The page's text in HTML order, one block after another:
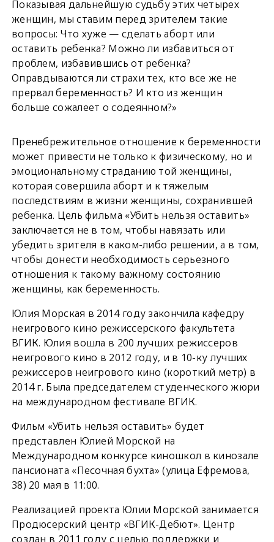
Показывая дальнейшую судьбу этих четырех
женщин, мы ставим перед зрителем такие
вопросы: Что хуже — сделать аборт или
оставить ребенка? Можно ли избавиться от
проблем, избавившись от ребенка?
Оправдываются ли страхи тех, кто все же не
прервал беременность? И кто из женщин
больше сожалеет о содеянном?»
Пренебрежительное отношение к беременности
может привести не только к физическому, но и
эмоциональному страданию той женщины,
которая совершила аборт и к тяжелым
последствиям в жизни женщины, сохранившей
ребенка. Цель фильма «Убить нельзя оставить»
заключается не в том, чтобы навязать или
убедить зрителя в каком-либо решении, а в том,
чтобы донести необходимость серьезного
отношения к такому важному состоянию
женщины, как беременность.
Юлия Морская в 2014 году закончила кафедру
неигрового кино режиссерского факультета
ВГИК. Юлия вошла в 200 лучших режиссеров
неигрового кино в 2012 году, и в 10-ку лучших
режиссеров неигрового кино (короткий метр) в
2014 г. Была председателем студенческого жюри
на международном фестивале ВГИК.
Фильм «Убить нельзя оставить» будет
представлен Юлией Морской на
Международном конкурсе киношкол в кинозале
пансионата «Песочная бухта» (улица Ефремова,
38) 20 мая в 11:00.
Реализацией проекта Юлии Морской занимается
Продюсерский центр «ВГИК-Дебют». Центр
создан в 2011 году с целью поддержки и